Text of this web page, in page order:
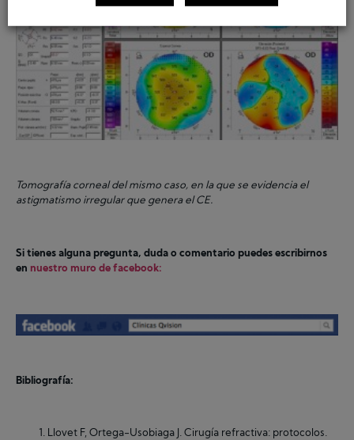
Tomografía corneal del mismo caso, en la que se evidencia el
astigmatismo irregular que genera el CE.
Si tienes alguna pregunta, duda o comentario puedes escribirnos
en nuestro muro de facebook:
Bibliografía:
Llovet F, Ortega-Usobiaga J. Cirugía refractiva: protocolos.